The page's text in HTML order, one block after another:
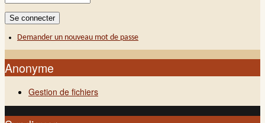
Demander un nouveau mot de passe
Anonyme
Gestion de fichiers